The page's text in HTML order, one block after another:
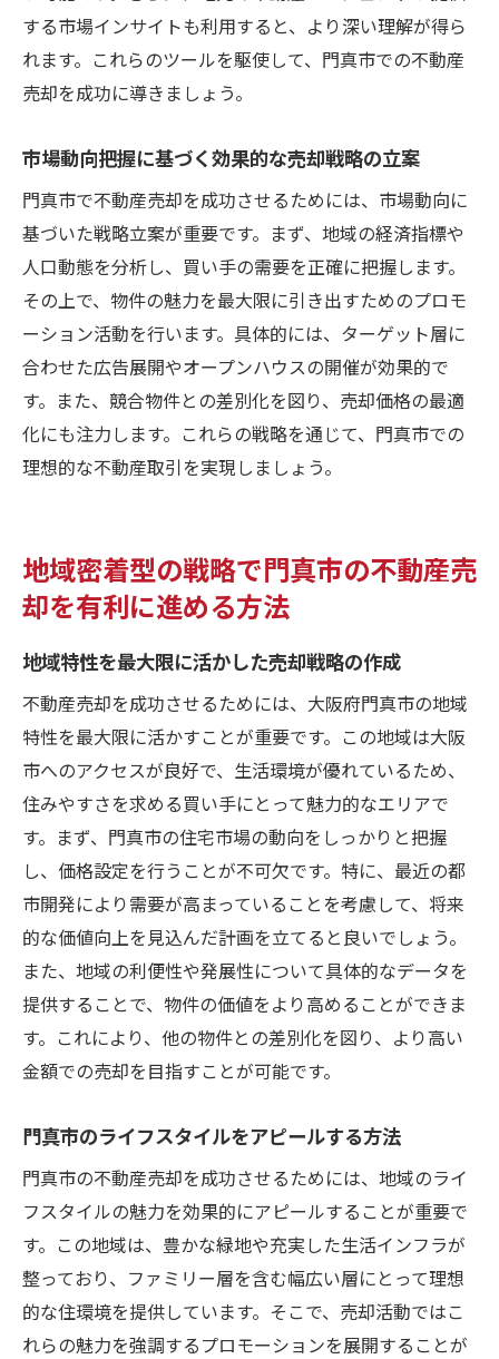
オンラインプラットフォームを活用した広
報活動
トレンドを意識した販売戦略の構築
地元の新しい生活スタイルに対応する売却
方法
納得のいく取引を実現するための門真市不動産
売却のヒント
契約後のフォローアップでバイヤー満足度
を向上
売却前に知っておくべき法律知識とトラブ
ル回避法
交渉を成功させるためのコミュニケーショ
納得のいく価格設定とその裏付け方
取引を円滑に進めるためのプロの支援
する市場インサイトも利用すると、より深い理解が得ら
れます。これらのツールを駆使して、門真市での不動産
売却を成功に導きましょう。
市場動向把握に基づく効果的な売却戦略の立案
門真市で不動産売却を成功させるためには、市場動向に
基づいた戦略立案が重要です。まず、地域の経済指標や
人口動態を分析し、買い手の需要を正確に把握します。
その上で、物件の魅力を最大限に引き出すためのプロモ
ーション活動を行います。具体的には、ターゲット層に
合わせた広告展開やオープンハウスの開催が効果的で
す。また、競合物件との差別化を図り、売却価格の最適
化にも注力します。これらの戦略を通じて、門真市での
理想的な不動産取引を実現しましょう。
地域密着型の戦略で門真市の不動産売
却を有利に進める方法
地域特性を最大限に活かした売却戦略の作成
不動産売却を成功させるためには、大阪府門真市の地域
特性を最大限に活かすことが重要です。この地域は大阪
市へのアクセスが良好で、生活環境が優れているため、
住みやすさを求める買い手にとって魅力的なエリアで
す。まず、門真市の住宅市場の動向をしっかりと把握
し、価格設定を行うことが不可欠です。特に、最近の都
市開発により需要が高まっていることを考慮して、将来
的な価値向上を見込んだ計画を立てると良いでしょう。
また、地域の利便性や発展性について具体的なデータを
提供することで、物件の価値をより高めることができま
す。これにより、他の物件との差別化を図り、より高い
金額での売却を目指すことが可能です。
門真市のライフスタイルをアピールする方法
門真市の不動産売却を成功させるためには、地域のライ
フスタイルの魅力を効果的にアピールすることが重要で
す。この地域は、豊かな緑地や充実した生活インフラが
整っており、ファミリー層を含む幅広い層にとって理想
的な住環境を提供しています。そこで、売却活動ではこ
れらの魅力を強調するプロモーションを展開することが